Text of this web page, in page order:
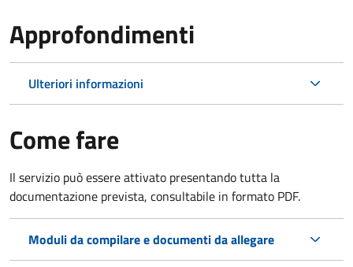
Approfondimenti
Ulteriori informazioni
Come fare
Il servizio può essere attivato presentando tutta la
documentazione prevista, consultabile in formato PDF.
Moduli da compilare e documenti da allegare